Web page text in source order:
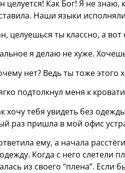
целуется! Как Бог! Я не
Наши языки
целуешься ты классно, а
я делаю не хуже.
нет? Ведь ты тоже этого
подтолкнул меня к
хочу тебя увидеть без
раз пришла в мой офис
ему, а начала
Когда с него слетели
из своего “плена”.